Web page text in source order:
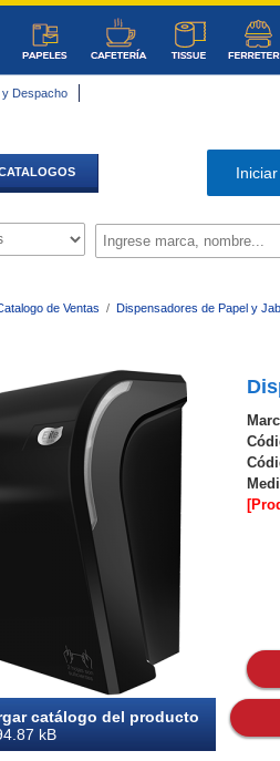
y Despacho
de Ventas / Dispensadores de Papel y
catálogo del producto
kB